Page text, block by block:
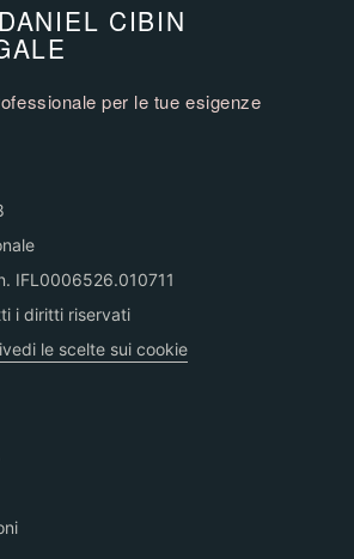
CIBIN
per le tue esigenze
IFL0006526.010711
i diritti riservati
le scelte sui cookie